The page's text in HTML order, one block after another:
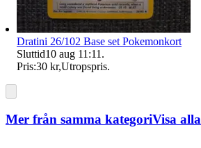
Dratini 26/102 Base set Pokemonkort
Sluttid10 aug 11:11 .
Pris:30 kr,Utropspris.
Mer från samma kategoriVisa alla